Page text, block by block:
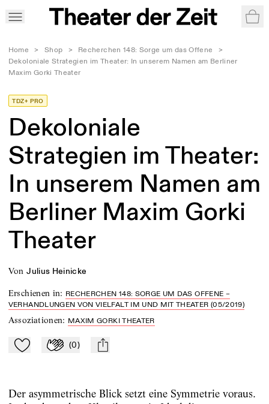
Home > Shop > Recherchen 148: Sorge um das Offene
>
Dekoloniale Strategien im Theater: In unserem Namen am Berliner
Maxim Gorki Theater
TDZ+ PRO
Dekoloniale
Strategien im Theater:
In unserem Namen am
Berliner Maxim Gorki
Theater
von Julius Heinicke
Erschienen in: RECHERCHEN 148: SORGE UM DAS OFFENE –
VERHANDLUNGEN VON VIELFALT IM UND MIT THEATER (05/2019)
Assoziationen: MAXIM GORKI THEATER
Zu Mein-TdZ hinzufügen
Applaudieren
(0) mail
Der asymmetrische Blick setzt eine Symmetrie voraus.